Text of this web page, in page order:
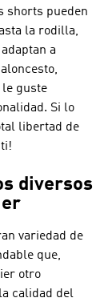
shorts pueden
la rodilla,
a
le guste
Si lo
libertad de
diversos
variedad de
que,
otro
calidad del